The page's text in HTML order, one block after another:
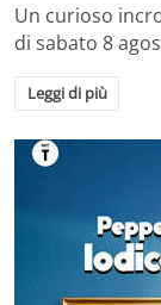
Un curioso
di sabato 8
Leggi di più